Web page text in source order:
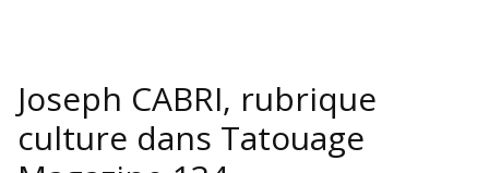
Joseph CABRI, rubrique
culture dans Tatouage